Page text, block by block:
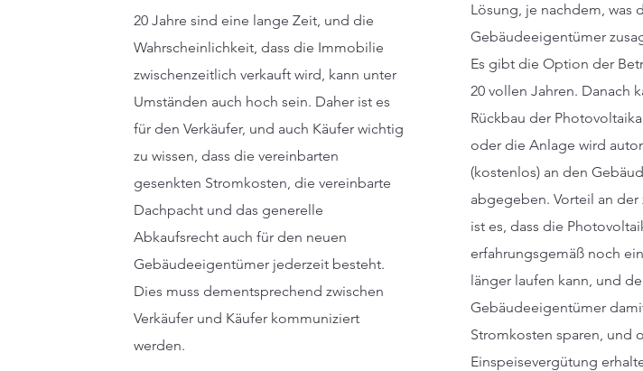
20 Jahre sind eine lange Zeit, und die
Wahrscheinlichkeit, dass die Immobilie
zwischenzeitlich verkauft wird, kann unter
Umständen auch hoch sein. Daher ist es
für den Verkäufer, und auch Käufer wichtig
zu wissen, dass die vereinbarten
gesenkten Stromkosten, die vereinbarte
Dachpacht und das generelle
Abkaufsrecht auch für den neuen
Gebäudeeigentümer jederzeit besteht.
Dies muss dementsprechend zwischen
Verkäufer und Käufer kommuniziert
werden.
Lösung, je nachdem, was
Gebäudeeigentümer
Es gibt die Option der
20 vollen Jahren. Danach
Rückbau der
oder die Anlage wird
(kostenlos) an den
abgegeben. Vorteil an
ist es, dass die
erfahrungsgemäß noch
länger laufen kann, und
Gebäudeeigentümer
Stromkosten sparen, und
Einspeisevergütung